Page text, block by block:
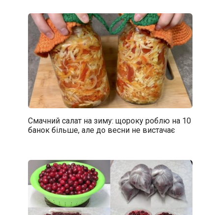
Смачний салат на зиму: щороку роблю на 10
банок більше, але до весни не вистачає